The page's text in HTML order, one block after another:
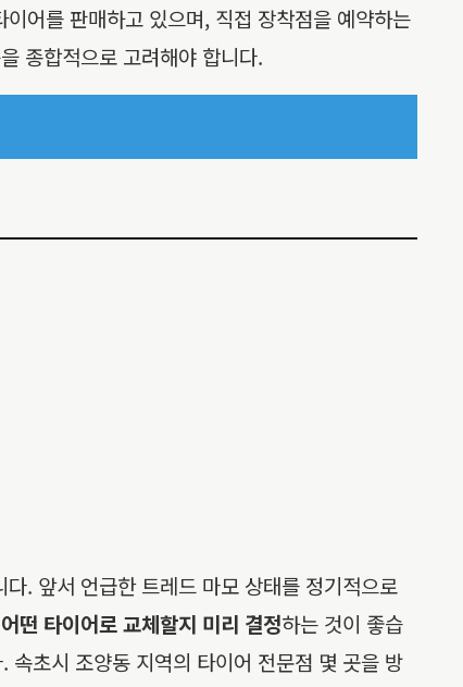
어를 판매하고 있으며, 직접 장착점을 예약하는
종합적으로 고려해야 합니다.
다. 앞서 언급한 트레드 마모 상태를 정기적으로
어떤 타이어로 교체할지 미리 결정하는 것이 좋습
속초시 조양동 지역의 타이어 전문점 몇 곳을 방